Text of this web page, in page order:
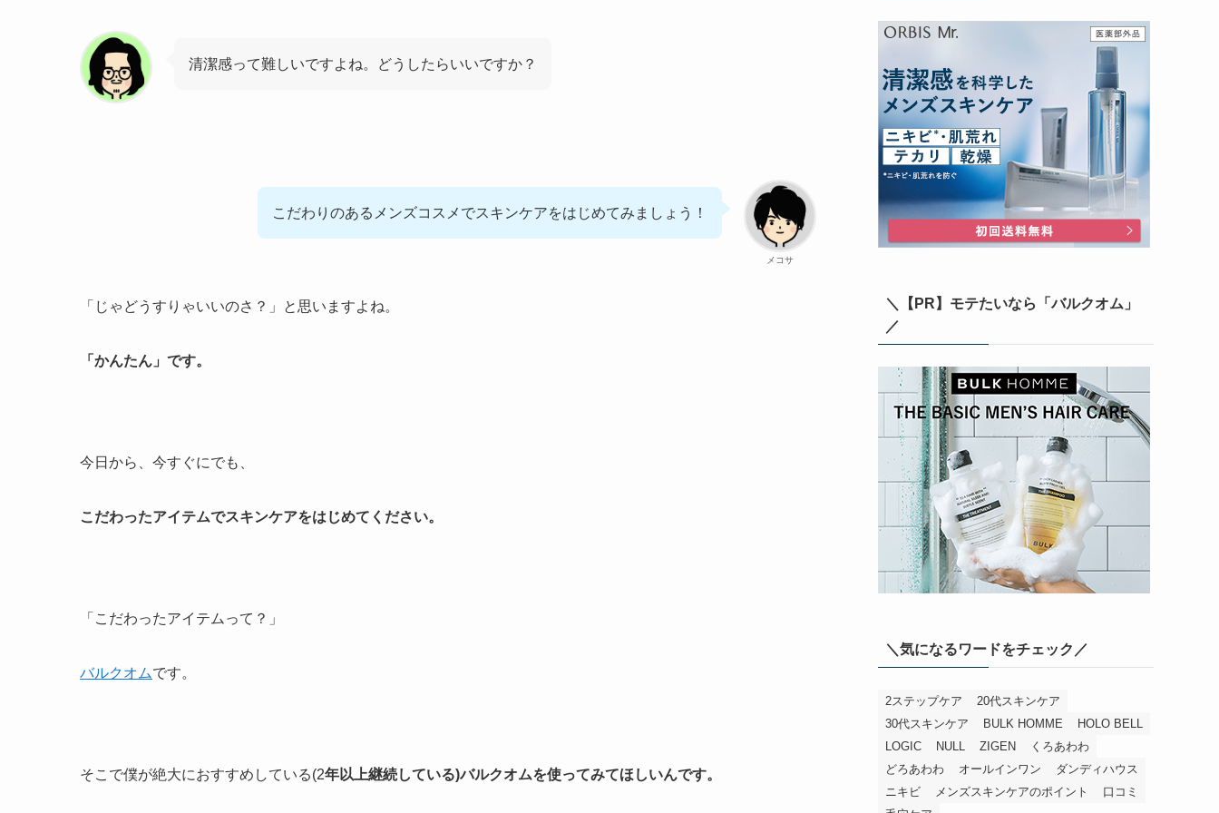
清潔感って難しいですよね。どうしたらいいですか？
メコサ
こだわりのあるメンズコスメでスキンケアをはじめてみましょう！
「じゃどうすりゃいいのさ？」と思いますよね。
「かんたん」です。
今日から、今すぐにでも、
こだわったアイテムでスキンケアをはじめてください。
「こだわったアイテムって？」
バルクオムです。
そこで僕が絶大におすすめしている(2年以上継続している)バルクオムを使ってみてほしいんです。
＼【PR】モテたいなら「バルクオム」
／
＼気になるワードをチェック／
2ステップケア
20代スキンケア
30代スキンケア
BULK HOMME
HOLO BELL
LOGIC
NULL ZIGEN
くろあわわ
どろあわわ
オールインワン
ダンディハウス
ニキビ
メンズスキンケアのポイント
口コミ